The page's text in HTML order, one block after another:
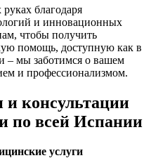
благодаря
и инновационных
чтобы получить
помощь, доступную как в
– мы заботимся о вашем
и профессионализмом.
и консультации
по всей Испании